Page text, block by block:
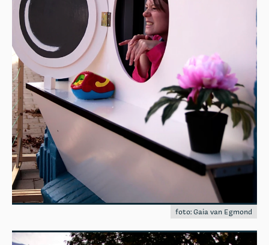
foto: Gaia van Egmond